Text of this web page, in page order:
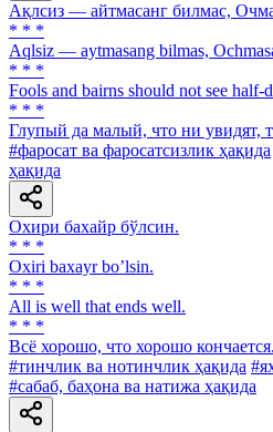
Ақлсиз — айтмасанг билмас,
* * *
Aqlsiz — aytmasang bilmas,
* * *
Fools and bairns should not see half-
* * *
Глупый да малый, что ни увидят,
#фаросат ва фаросатсизлик ҳақида
ҳақида
Охири бахайр бўлсин.
* * *
Oxiri baxayr boʼlsin.
* * *
All is well that ends well.
* * *
Всё хорошо, что хорошо кончается.
#тинчлик ва нотинчлик ҳақида
#сабаб, баҳона ва натижа ҳақида